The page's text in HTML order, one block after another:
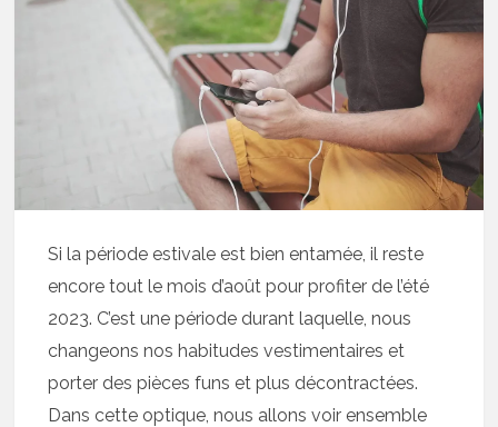
Si la période estivale est bien entamée, il reste
encore tout le mois d’août pour profiter de l’été
2023. C’est une période durant laquelle, nous
changeons nos habitudes vestimentaires et
porter des pièces funs et plus décontractées.
Dans cette optique, nous allons voir ensemble